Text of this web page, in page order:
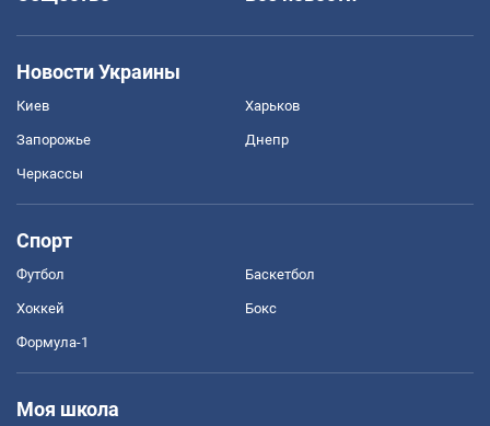
Новости Украины
Киев Харьков
Запорожье Днепр
Черкассы
Спорт
Футбол Баскетбол
Хоккей Бокс
Формула-1
Моя школа